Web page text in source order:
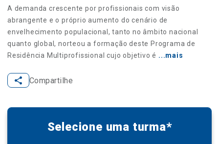
A demanda crescente por profissionais com visão
abrangente e o próprio aumento do cenário de
envelhecimento populacional, tanto no âmbito nacional
quanto global, norteou a formação deste Programa de
Residência Multiprofissional cujo objetivo é ...mais
Compartilhe
Selecione uma turma*